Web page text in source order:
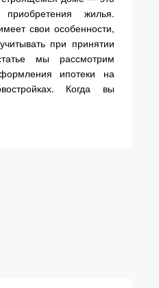
жилья.
свои особенности,
при принятии
мы рассмотрим
ипотеки на
Когда вы